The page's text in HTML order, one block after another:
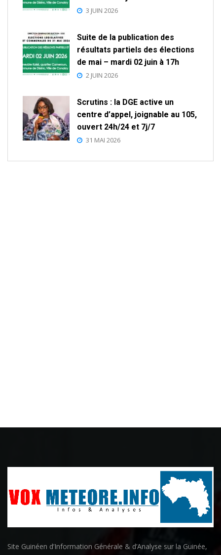
3 JUIN 2026
Suite de la publication des
résultats partiels des élections
de mai – mardi 02 juin à 17h
2 JUIN 2026
Scrutins : la DGE active un
centre d’appel, joignable au 105,
ouvert 24h/24 et 7j/7
31 MAI 2026
Site Guinéen d’Information Générale & d’Analyse sur la Guinée,